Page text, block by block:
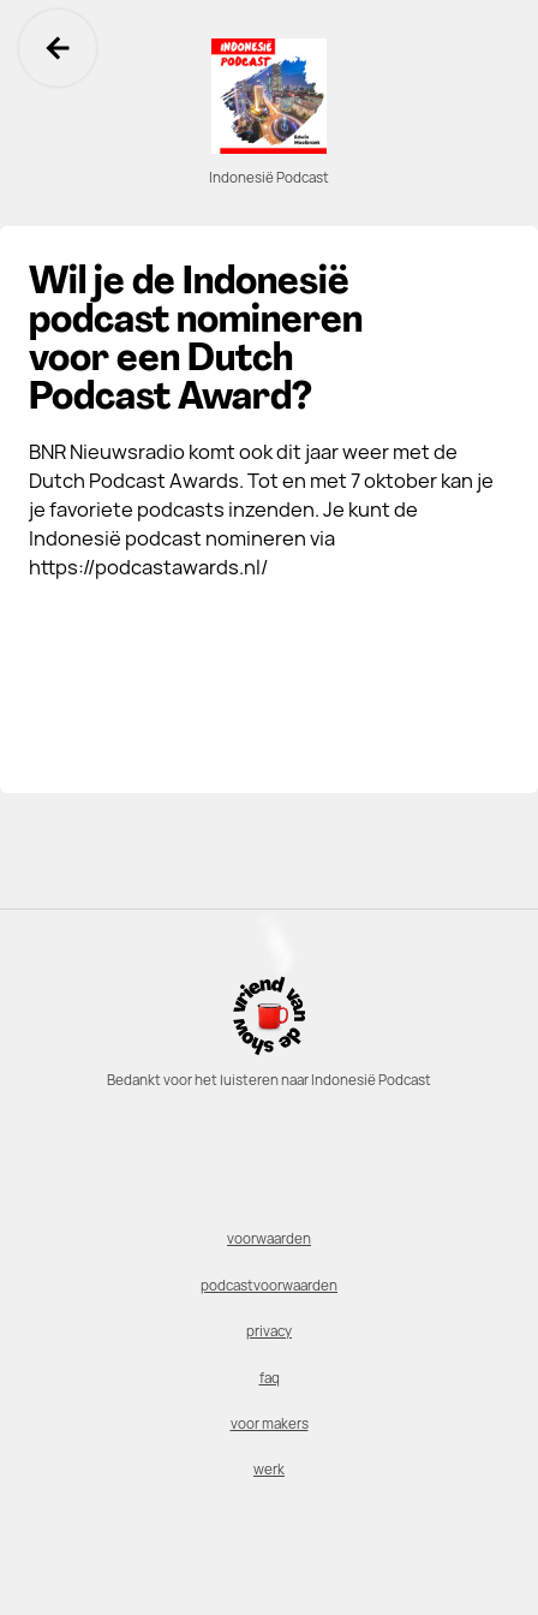
Ga terug
Indonesië Podcast
Wil je de Indonesië
podcast nomineren
voor een Dutch
Podcast Award?
BNR Nieuwsradio komt ook dit jaar weer met de
Dutch Podcast Awards. Tot en met 7 oktober kan je
je favoriete podcasts inzenden. Je kunt de
Indonesië podcast nomineren via
https://podcastawards.nl/
Bedankt voor het luisteren naar Indonesië Podcast
voorwaarden
podcastvoorwaarden
privacy
faq
voor makers
werk